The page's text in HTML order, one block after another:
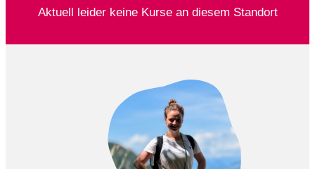
Aktuell leider keine Kurse an diesem Standort